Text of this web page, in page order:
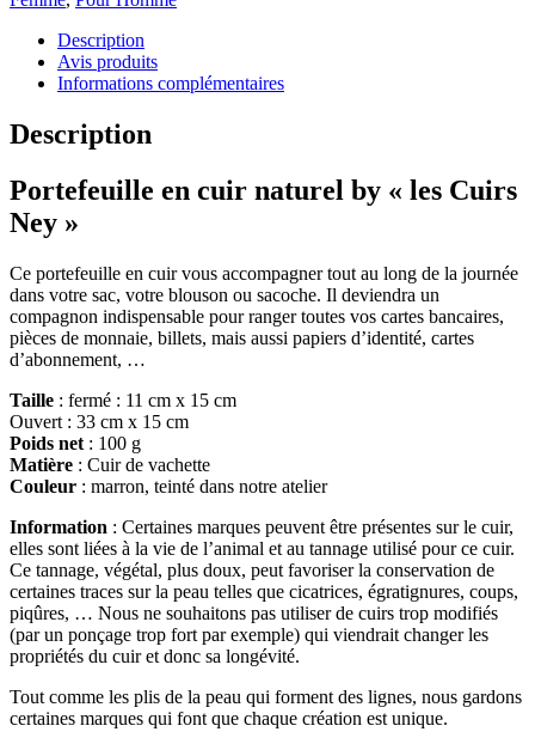
Description
Avis produits
Informations complémentaires
Description
Portefeuille en cuir naturel by « les Cuirs
Ney »
Ce portefeuille en cuir vous accompagner tout au long de la journée
dans votre sac, votre blouson ou sacoche. Il deviendra un
compagnon indispensable pour ranger toutes vos cartes bancaires,
pièces de monnaie, billets, mais aussi papiers d’identité, cartes
d’abonnement, …
Taille : fermé : 11 cm x 15 cm
Ouvert : 33 cm x 15 cm
Poids net : 100 g
Matière : Cuir de vachette
Couleur : marron, teinté dans notre atelier
Information : Certaines marques peuvent être présentes sur le cuir,
elles sont liées à la vie de l’animal et au tannage utilisé pour ce cuir.
Ce tannage, végétal, plus doux, peut favoriser la conservation de
certaines traces sur la peau telles que cicatrices, égratignures, coups,
piqûres, … Nous ne souhaitons pas utiliser de cuirs trop modifiés
(par un ponçage trop fort par exemple) qui viendrait changer les
propriétés du cuir et donc sa longévité.
Tout comme les plis de la peau qui forment des lignes, nous gardons
certaines marques qui font que chaque création est unique.